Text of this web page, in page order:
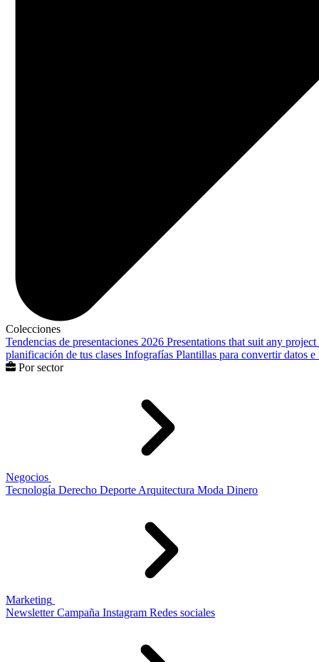
Colecciones
Tendencias de presentaciones 2026 Presentations that suit any project
planificación de tus clases Infografías Plantillas para convertir datos
Por sector
Negocios
Tecnología Derecho Deporte Arquitectura Moda Dinero
Marketing
Newsletter Campaña Instagram Redes sociales